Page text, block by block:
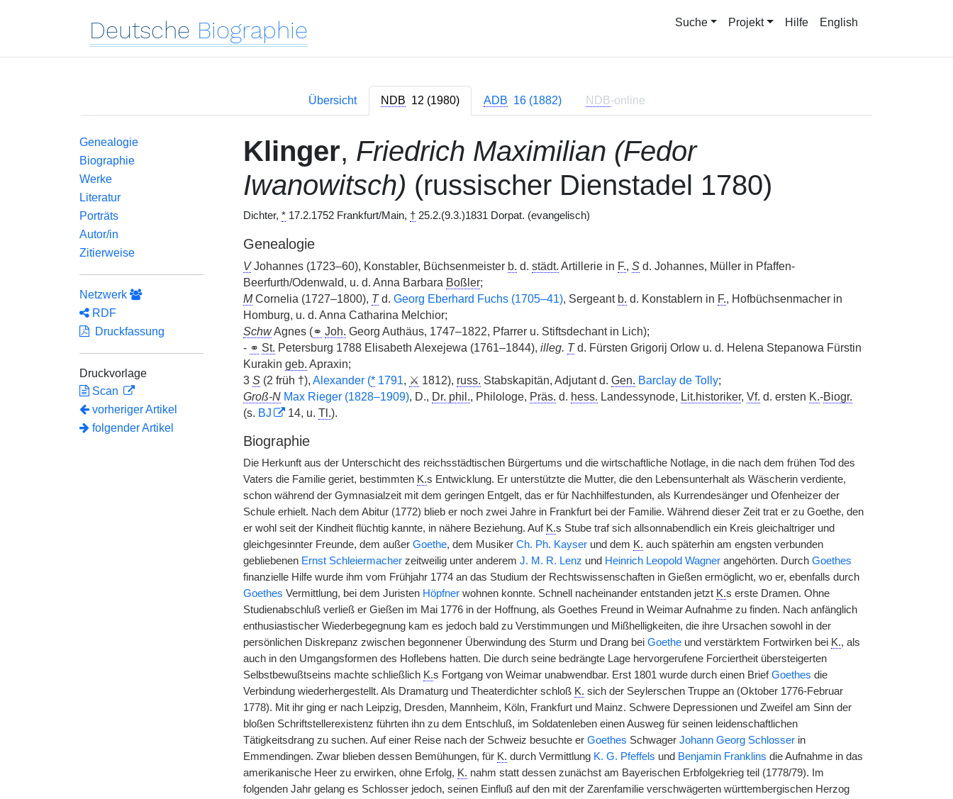
Deutsche Biographie Suche Projekt Hilfe English
Übersicht NDB 12 (1980) ADB 16 (1882) NDB-online
Genealogie
Biographie
Werke
Literatur
Porträts
Autor/in
Zitierweise
Netzwerk
RDF
Druckfassung
Druckvorlage
Scan
vorheriger Artikel
folgender Artikel
Klinger, Friedrich Maximilian (Fedor
Iwanowitsch) (russischer Dienstadel 1780)
Dichter, *17.2.1752 Frankfurt/Main, †25.2.(9.3.)1831 Dorpat. (evangelisch)
Genealogie
VJohannes (1723–60), Konstabler, Büchsenmeister b. d. städt. Artillerie in F., Sd. Johannes, Müller in Pfaffen-
Beerfurth/Odenwald, u. d. Anna Barbara Boßler;
MCornelia (1727–1800), Td. Georg Eberhard Fuchs (1705–41), Sergeant b. d. Konstablern in F., Hofbüchsenmacher in
Homburg, u. d. Anna Catharina Melchior;
SchwAgnes (⚭ Joh. Georg Authäus, 1747–1822, Pfarrer u. Stiftsdechant in Lich);
- ⚭ St. Petersburg 1788 Elisabeth Alexejewa (1761–1844), illeg. Td. Fürsten Grigorij Orlow u. d. Helena Stepanowa Fürstin
Kurakin geb. Apraxin;
3 S(2 früh †), Alexander (*1791, ⚔ 1812), russ. Stabskapitän, Adjutant d. Gen. Barclay de Tolly;
Groß-N Max Rieger (1828–1909), D., Dr. phil., Philologe, Präs. d. hess. Landessynode, Lit.historiker, Vf. d. ersten K.-Biogr.
(s. BJ 14, u. Tl.).
Biographie
Die Herkunft aus der Unterschicht des reichsstädtischen Bürgertums und die wirtschaftliche Notlage, in die nach dem frühen Tod des
Vaters die Familie geriet, bestimmten K.s Entwicklung. Er unterstützte die Mutter, die den Lebensunterhalt als Wäscherin verdiente,
schon während der Gymnasialzeit mit dem geringen Entgelt, das er für Nachhilfestunden, als Kurrendesänger und Ofenheizer der
Schule erhielt. Nach dem Abitur (1772) blieb er noch zwei Jahre in Frankfurt bei der Familie. Während dieser Zeit trat er zu Goethe, den
er wohl seit der Kindheit flüchtig kannte, in nähere Beziehung. Auf K.s Stube traf sich allsonnabendlich ein Kreis gleichaltriger und
gleichgesinnter Freunde, dem außer Goethe, dem Musiker Ch. Ph. Kayserund dem K. auch späterhin am engsten verbunden
gebliebenen Ernst Schleiermacherzeitweilig unter anderem J. M. R. Lenz und Heinrich Leopold Wagnerangehörten. Durch Goethes
finanzielle Hilfe wurde ihm vom Frühjahr 1774 an das Studium der Rechtswissenschaften in Gießen ermöglicht, wo er, ebenfalls durch
Goethes Vermittlung, bei dem Juristen Höpfnerwohnen konnte. Schnell nacheinander entstanden jetzt K.s erste Dramen. Ohne
Studienabschluß verließ er Gießen im Mai 1776 in der Hoffnung, als Goethes Freund in Weimar Aufnahme zu finden. Nach anfänglich
enthusiastischer Wiederbegegnung kam es jedoch bald zu Verstimmungen und Mißhelligkeiten, die ihre Ursachen sowohl in der
persönlichen Diskrepanz zwischen begonnener Überwindung des Sturm und Drang bei Goetheund verstärktem Fortwirken bei K., als
auch in den Umgangsformen des Hoflebens hatten. Die durch seine bedrängte Lage hervorgerufene Forciertheit übersteigerten
Selbstbewußtseins machte schließlich K.s Fortgang von Weimar unabwendbar. Erst 1801 wurde durch einen BriefGoethes die
Verbindung wiederhergestellt. Als Dramaturg und Theaterdichter schloß K. sich der Seylerschen Truppe an (Oktober 1776-Februar
1778). Mit ihr ging er nach Leipzig, Dresden, Mannheim, Köln, Frankfurt und Mainz. Schwere Depressionen und Zweifel am Sinn der
bloßen Schriftstellerexistenz führten ihn zu dem Entschluß, im Soldatenleben einen Ausweg für seinen leidenschaftlichen
Tätigkeitsdrang zu suchen. Auf einer Reise nach der Schweiz besuchte er Goethes Schwager Johann Georg Schlosserin
Emmendingen. Zwar blieben dessen Bemühungen, für K. durch Vermittlung K. G. Pfeffels und Benjamin Franklins die Aufnahme in das
amerikanische Heer zu erwirken, ohne Erfolg, K. nahm statt dessen zunächst am Bayerischen Erbfolgekrieg teil (1778/79). Im
folgenden Jahr gelang es Schlosser jedoch, seinen Einfluß auf den mit der Zarenfamilie verschwägerten württembergischen Herzog